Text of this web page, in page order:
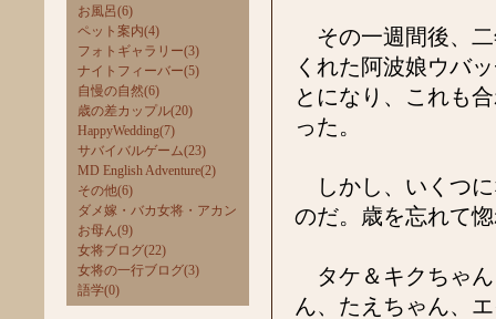
お風呂(6)
ペット案内(4)
フォトギャラリー(3)
ナイトフィーバー(5)
自慢の自然(6)
歳の差カップル(20)
HappyWedding(7)
サバイバルゲーム(23)
MD English Adventure(2)
その他(6)
ダメ嫁・バカ女将・アカン
お母ん(9)
女将ブログ(22)
女将の一行ブログ(3)
語学(0)
その一週間後、二
くれた阿波娘ウバ
とになり、これも
った。
しかし、いくつに
のだ。歳を忘れて
タケ＆キクちゃん
ん、たえちゃん、